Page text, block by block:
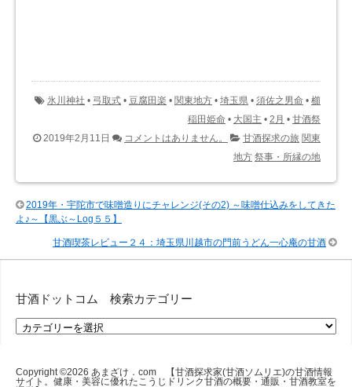
氷川神社 • 弓取式 • 豆腐田楽 • 関東地方 • 埼玉県 • 須佐之男命 • 櫛
稲田姫命 • 大国主 • 2月 • 甘酒祭
2019年2月11日
コメントはありません。 甘酒探求の旅 関東
地方 祭事・所縁の地
2019年・宇陀市で味噌造りにチャレンジ(その2) ～味噌仕込みをしてきた
よ♪～【黒ぶ～Log５５】
甘酒喫茶レビュー２４：埼玉県川越市の門前うどん一心庵の甘酒
甘酒ドットコム 検索カテゴリー
甘
ッ
ト
Copyright ©2026 あまざけ．com 【甘酒探求家(甘酒ソムリエ)の甘酒情報
サイト。健康・美容に優れたこうじドリンク甘酒の概要・通販・甘酒教室を